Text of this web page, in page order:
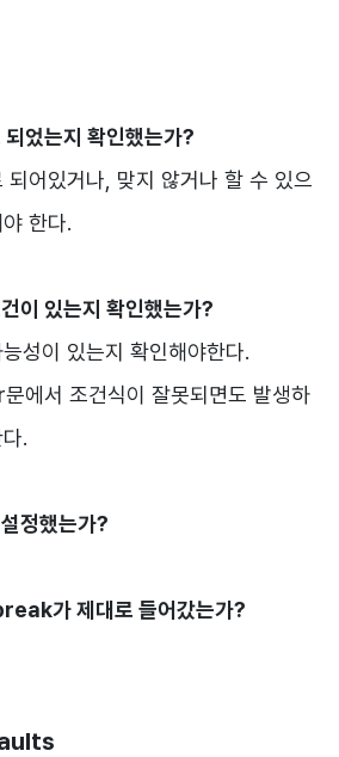
었는지 확인했는가?
되어있거나, 맞지 않거나 할 수 있으
한다.
이 있는지 확인했는가?
성이 있는지 확인해야한다.
에서 조건식이 잘못되면도 발생하
.
정했는가?
가 제대로 들어갔는가?